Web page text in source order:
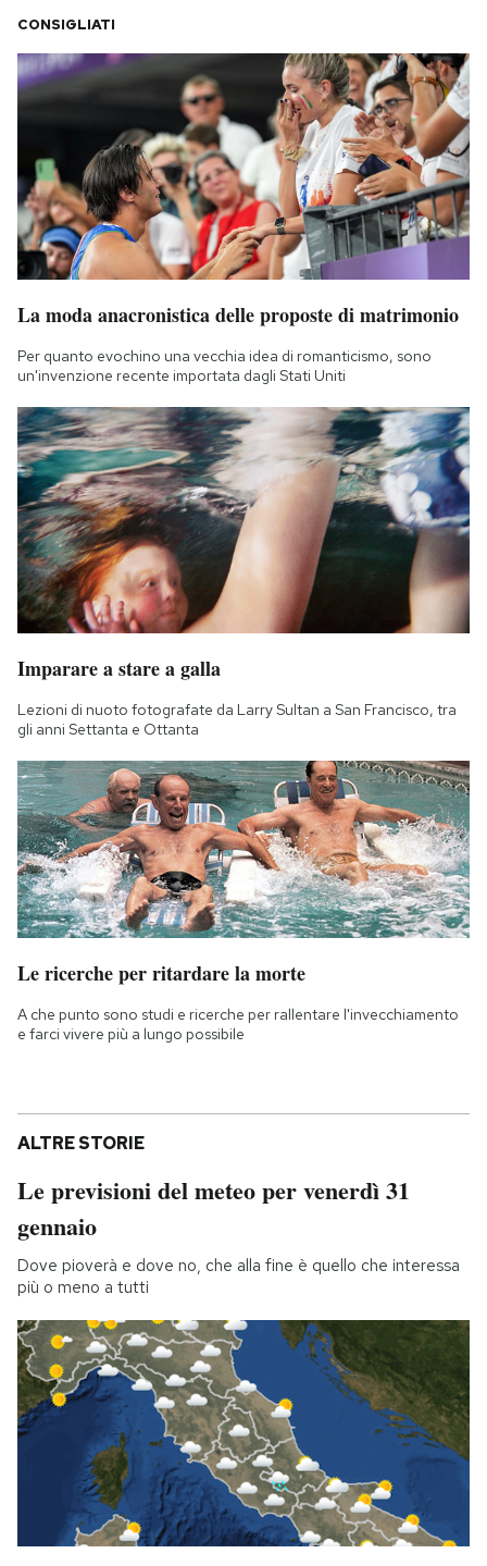
CONSIGLIATI
La moda anacronistica delle proposte di matrimonio
Per quanto evochino una vecchia idea di romanticismo, sono
un'invenzione recente importata dagli Stati Uniti
Imparare a stare a galla
Lezioni di nuoto fotografate da Larry Sultan a San Francisco, tra
gli anni Settanta e Ottanta
Le ricerche per ritardare la morte
A che punto sono studi e ricerche per rallentare l'invecchiamento
e farci vivere più a lungo possibile
ALTRE STORIE
Le previsioni del meteo per venerdì 31
gennaio
Dove pioverà e dove no, che alla fine è quello che interessa
più o meno a tutti